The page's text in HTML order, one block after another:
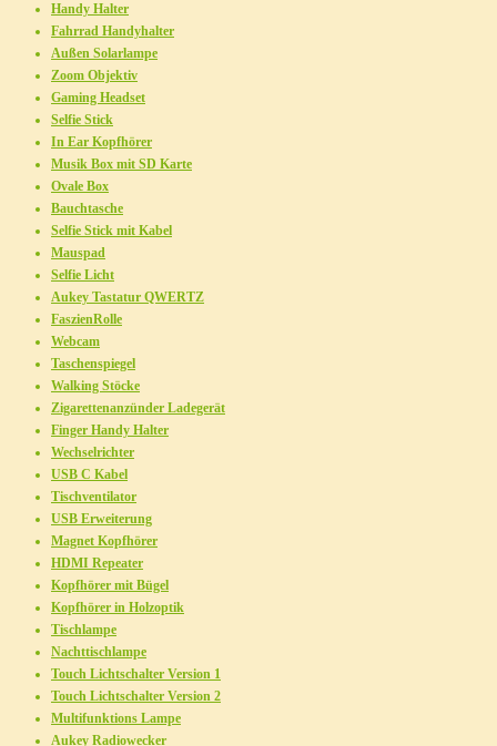
Handy Halter
Fahrrad Handyhalter
Außen Solarlampe
Zoom Objektiv
Gaming Headset
Selfie Stick
In Ear Kopfhörer
Musik Box mit SD Karte
Ovale Box
Bauchtasche
Selfie Stick mit Kabel
Mauspad
Selfie Licht
Aukey Tastatur QWERTZ
FaszienRolle
Webcam
Taschenspiegel
Walking Stöcke
Zigarettenanzünder Ladegerät
Finger Handy Halter
Wechselrichter
USB C Kabel
Tischventilator
USB Erweiterung
Magnet Kopfhörer
HDMI Repeater
Kopfhörer mit Bügel
Kopfhörer in Holzoptik
Tischlampe
Nachttischlampe
Touch Lichtschalter Version 1
Touch Lichtschalter Version 2
Multifunktions Lampe
Aukey Radiowecker